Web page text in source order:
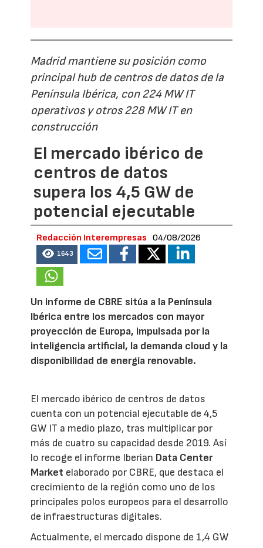
Madrid mantiene su posición como
principal hub de centros de datos de la
Península Ibérica, con 224 MW IT
operativos y otros 228 MW IT en
construcción
El mercado ibérico de
centros de datos
supera los 4,5 GW de
potencial ejecutable
Redacción Interempresas 04/08/2026
1643
Un informe de CBRE sitúa a la Península
Ibérica entre los mercados con mayor
proyección de Europa, impulsada por la
inteligencia artificial, la demanda cloud y la
disponibilidad de energía renovable.
El mercado ibérico de centros de datos
cuenta con un potencial ejecutable de 4,5
GW IT a medio plazo, tras multiplicar por
más de cuatro su capacidad desde 2019. Así
lo recoge el informe Iberian Data Center
Market elaborado por CBRE, que destaca el
crecimiento de la región como uno de los
principales polos europeos para el desarrollo
de infraestructuras digitales.
Actualmente, el mercado dispone de 1,4 GW